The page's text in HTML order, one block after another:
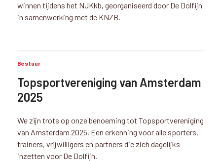
winnen tijdens het NJKkb, georganiseerd door De Dolfijn
in samenwerking met de KNZB.
Bestuur
Topsportvereniging van Amsterdam
2025
We zijn trots op onze benoeming tot Topsportvereniging
van Amsterdam 2025. Een erkenning voor alle sporters,
trainers, vrijwilligers en partners die zich dagelijks
inzetten voor De Dolfijn.